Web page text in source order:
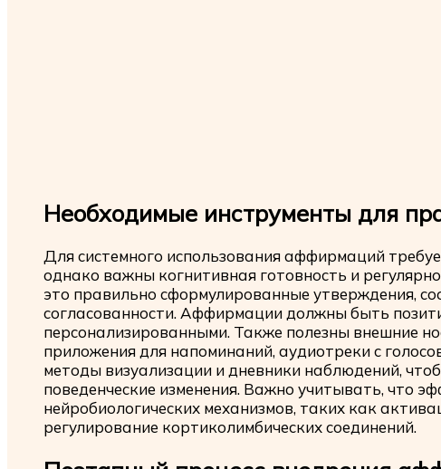
Необходимые инструменты для
Для системного использования аффирмаций
однако важны когнитивная готовность и
это правильно сформулированные утверждения,
согласованности. Аффирмации должны быть
персонализированными. Также полезны внешние
приложения для напоминаний, аудиотреки с
методы визуализации и дневники наблюдений,
поведенческие изменения. Важно учитывать, что
нейробиологических механизмов, таких как
регулирование кортиколимбических соединений.